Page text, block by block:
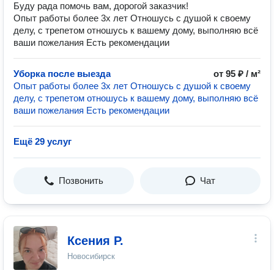
Буду рада помочь вам, дорогой заказчик!
Опыт работы более 3х лет Отношусь с душой к своему
делу, с трепетом отношусь к вашему дому, выполняю всё
ваши пожелания Есть рекомендации
Уборка после выезда
от 95 ₽ / м²
Опыт работы более 3х лет Отношусь с душой к своему
делу, с трепетом отношусь к вашему дому, выполняю всё
ваши пожелания Есть рекомендации
Ещё 29 услуг
Позвонить Чат
Ксения Р.
Новосибирск